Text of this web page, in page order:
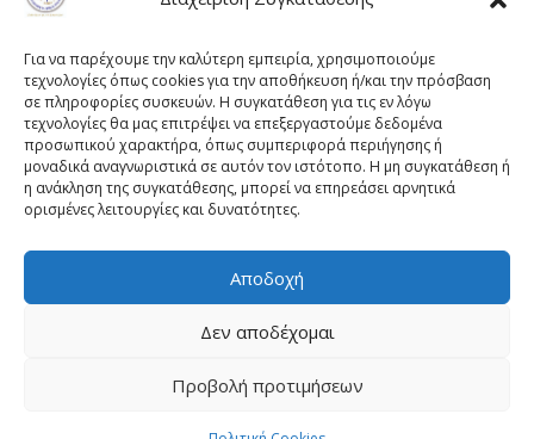
Για να παρέχουμε την καλύτερη εμπειρία, χρησιμοποιούμε
τεχνολογίες όπως cookies για την αποθήκευση ή/και την πρόσβαση
σε πληροφορίες συσκευών. Η συγκατάθεση για τις εν λόγω
τεχνολογίες θα μας επιτρέψει να επεξεργαστούμε δεδομένα
προσωπικού χαρακτήρα, όπως συμπεριφορά περιήγησης ή
μοναδικά αναγνωριστικά σε αυτόν τον ιστότοπο. Η μη συγκατάθεση ή
η ανάκληση της συγκατάθεσης, μπορεί να επηρεάσει αρνητικά
ορισμένες λειτουργίες και δυνατότητες.
Αποδοχή
Δεν αποδέχομαι
Προβολή προτιμήσεων
Πλουτάρχου 3, 10675 Αθήνα
Email επικοινωνίας:pisinfo@pis.gr
© Copyright pis.gr 2019 - Designed & Hosted by